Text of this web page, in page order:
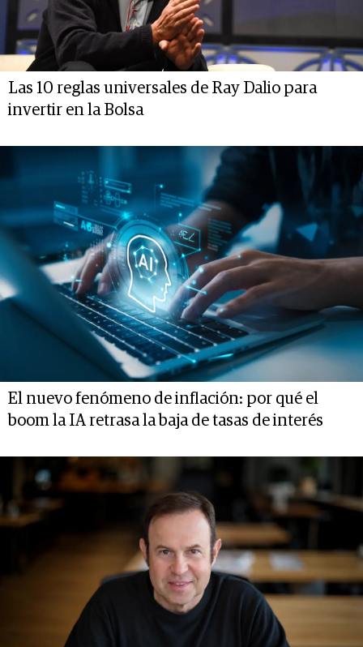
Las 10 reglas universales de Ray Dalio para
invertir en la Bolsa
El nuevo fenómeno de inflación: por qué el
boom la IA retrasa la baja de tasas de interés